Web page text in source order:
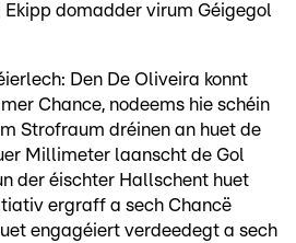
domadder virum Géigegol
Den De Oliveira konnt
Chance, nodeems hie schéin
Strofraum dréinen an huet de
Millimeter laanscht de Gol
der éischter Hallschent huet
ergraff a sech Chancë
engagéiert verdeedegt a sech